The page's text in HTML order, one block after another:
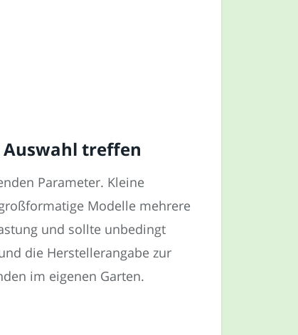
treffen
Parameter. Kleine
Modelle mehrere
und sollte unbedingt
die Herstellerangabe zur
im eigenen Garten.